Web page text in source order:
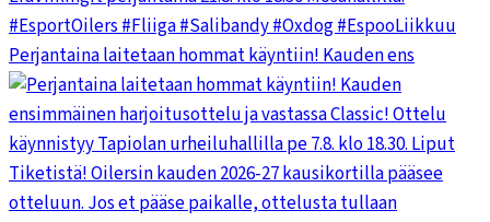
Perjantaina laitetaan hommat käyntiin! Kauden ens